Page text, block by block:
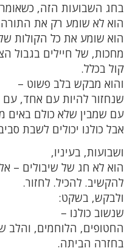
בחג השבועות הזה,
הוא לא שומע רק את
הוא שומע את כל הקולות
מחכות, של חיילים בגבול
קול בכלל.
והוא מבקש בלב פשוט –
שנחזור להיות עם אחד,
עם שמבין שלא כולם באים
אבל כולנו יכולים לשבת
ושבועות, בעיניו,
הוא לא חג של שיבולים –
להקשיב. להכיל. לחזור.
ולבקש, בשקט:
שנשוב כולנו –
החטופים, הלוחמים, והלב
בחזרה הביתה.